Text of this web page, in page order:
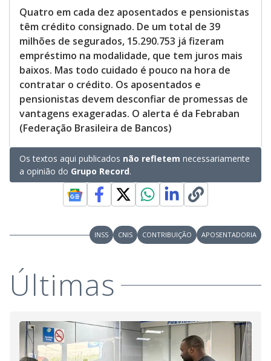
Quatro em cada dez aposentados e pensionistas
têm crédito consignado. De um total de 39
milhões de segurados, 15.290.753 já fizeram
empréstimo na modalidade, que tem juros mais
baixos. Mas todo cuidado é pouco na hora de
contratar o crédito. Os aposentados e
pensionistas devem desconfiar de promessas de
vantagens exageradas. O alerta é da Febraban
(Federação Brasileira de Bancos)
Os textos aqui publicados não refletem necessariamente
a opinião do Grupo Record.
INSS CNIS CONTRIBUIÇÃO APOSENTADORIA
Últimas